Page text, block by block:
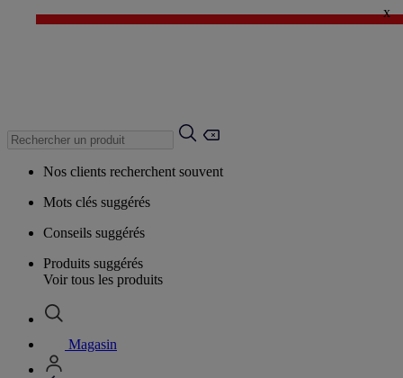
✨ LAST DAYS : Jusqu'à -60%* ✨
x
Nos clients recherchent souvent
Mots clés suggérés
Conseils suggérés
Produits suggérés
Voir tous les produits
Magasin